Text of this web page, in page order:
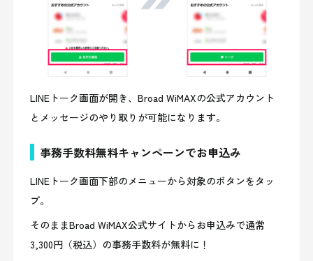
LINEトーク画面が開き、Broad WiMAXの公式アカウント
とメッセージのやり取りが可能になります。
事務手数料無料キャンペーンでお申込み
LINEトーク画面下部のメニューから対象のボタンをタッ
プ。
そのままBroad WiMAX公式サイトからお申込みで通常
3,300円（税込）の事務手数料が無料に！